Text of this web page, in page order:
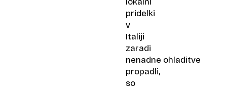
pridelki
v
Italiji
zaradi
nenadne ohladitve
propadli,
so